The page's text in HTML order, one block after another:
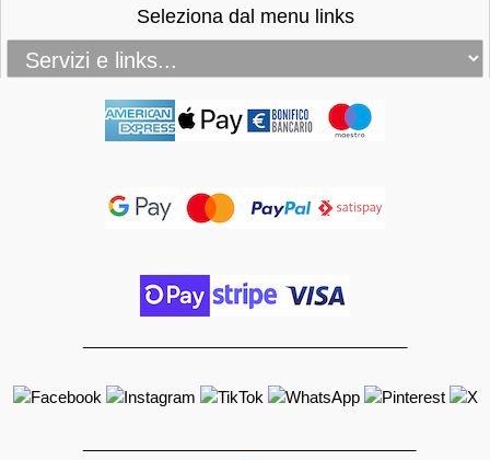
Seleziona dal menu links